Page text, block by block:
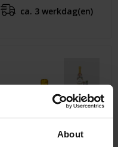
About
ca. 3 werkdag(en)